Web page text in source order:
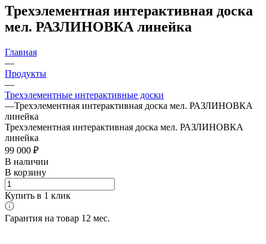
Трехэлементная интерактивная доска
мел. РАЗЛИНОВКА линейка
Главная
—
Продукты
—
Трехэлементные интерактивные доски
—Трехэлементная интерактивная доска мел. РАЗЛИНОВКА
линейка
Трехэлементная интерактивная доска мел. РАЗЛИНОВКА
линейка
99 000 ₽
В наличии
В корзину
Купить в 1 клик
Гарантия на товар 12 мес.